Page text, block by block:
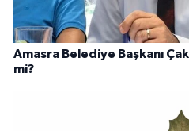
Amasra Belediye Başkanı
mi?